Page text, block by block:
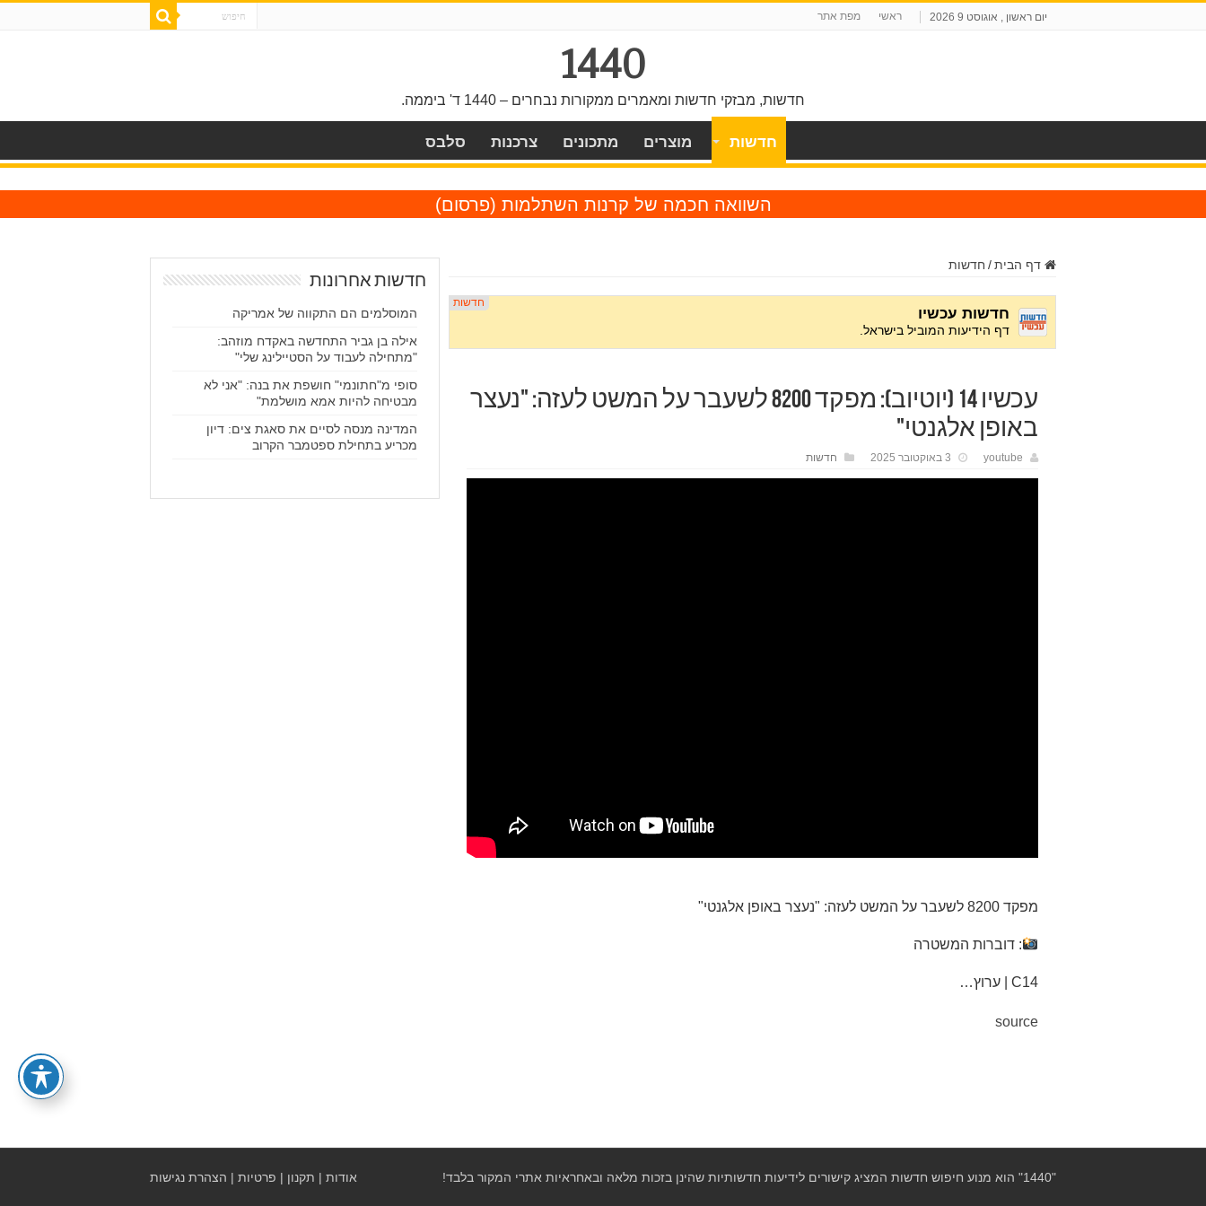
יום ראשון , אוגוסט 9 2026 ראשי מפת אתר
1440
חדשות, מבזקי חדשות ומאמרים ממקורות נבחרים – 1440 ד' ביממה.
חדשות מוצרים מתכונים צרכנות סלבס
השוואה חכמה של קרנות השתלמות (פרסום)
דף הבית/ חדשות
עכשיו 14 (יוטיוב): מפקד 8200 לשעבר על המשט לעזה: "נעצר
באופן אלגנטי"
youtube 3 באוקטובר 2025 חדשות
מפקד 8200 לשעבר על המשט לעזה: "נעצר באופן אלגנטי"
: דוברות המשטרה
C14 | ערוץ…
source
חדשות אחרונות
המוסלמים הם התקווה של אמריקה
אילה בן גביר התחדשה באקדח מוזהב:
"מתחילה לעבוד על הסטיילינג שלי"
סופי מ"חתונמי" חושפת את בנה: "אני לא
מבטיחה להיות אמא מושלמת"
המדינה מנסה לסיים את סאגת צים: דיון
מכריע בתחילת ספטמבר הקרוב
אודות | תקנון | פרטיות | הצהרת נגישות "1440" הוא מנוע חיפוש חדשות המציג קישורים לידיעות חדשותיות שהינן בזכות מלאה ובאחראיות אתרי המקור בלבד!